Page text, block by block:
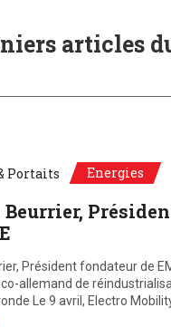
articles
Portaits Energies
Président fondateur de
allemand de
Le 9 avril, Electro